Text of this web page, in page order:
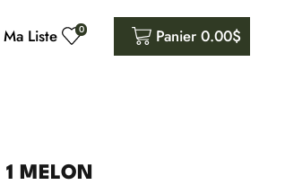
Ma Liste 0 Panier 0.00$
MELON